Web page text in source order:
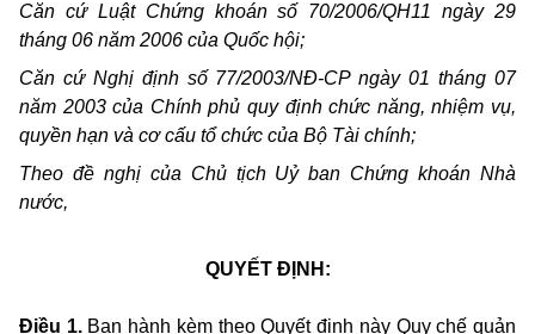
Căn cứ Luật Chứng khoán số 70/2006/QH11 ngày 29
tháng 06 năm 2006 của Quốc hội;
Căn cứ Nghị định số 77/2003/NĐ-CP ngày 01 tháng 07
năm 2003 của Chính phủ quy định chức năng, nhiệm vụ,
quyền hạn và cơ cấu tổ chức của Bộ Tài chính;
Theo đề nghị của Chủ tịch Uỷ ban Chứng khoán Nhà
nước,
QUYẾT ĐỊNH:
Điều 1.Ban hành kèm theo Quyết định này Quy chế quản